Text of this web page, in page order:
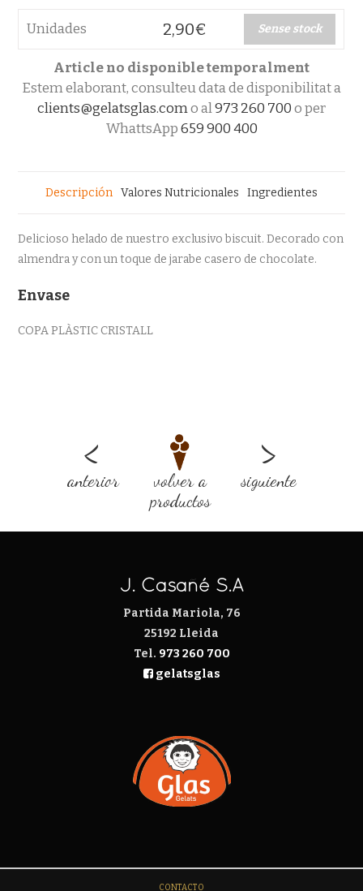
Unidades 2,90€ Sense stock
Article no disponible temporalment
Estem elaborant, consulteu data de disponibilitat a
clients@gelatsglas.como al973 260 700o per
WhattsApp659 900 400
Descripción Valores Nutricionales Ingredientes
Delicioso helado de nuestro exclusivo biscuit. Decorado con
almendra y con un toque de jarabe casero de chocolate.
Envase
COPA PLÀSTIC CRISTALL
<
anterior
volver a
productos
>
siguiente
J. Casañé S.A
Partida Mariola, 76
25192 Lleida
Tel. 973 260 700
gelatsglas
CONTACTO